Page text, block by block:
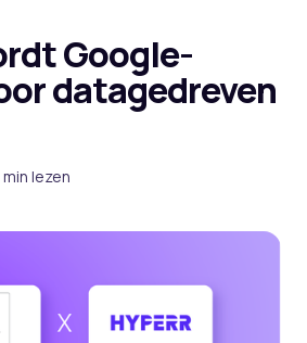
Google-
datagedreven
min lezen